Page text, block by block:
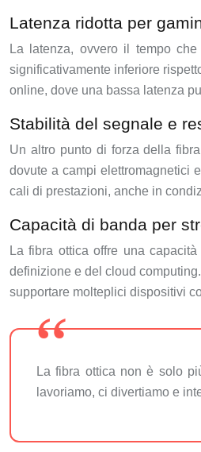
Latenza ridotta per
La latenza, ovvero il tempo
significativamente inferiore
online, dove una bassa latenza
Stabilità del segnale e
Un altro punto di forza della
dovute a campi elettromagnetici
cali di prestazioni, anche in
Capacità di banda per
La fibra ottica offre una
definizione e del cloud
supportare molteplici dispositivi
La fibra ottica non è solo
lavoriamo, ci divertiamo e